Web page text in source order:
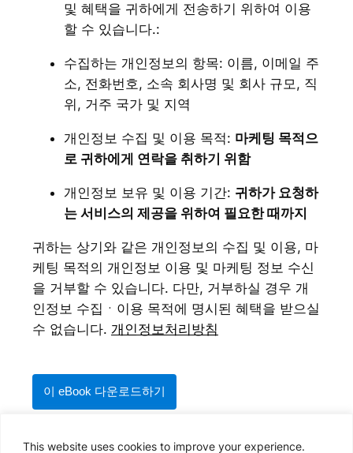
This website uses cookies to improve your experience.
및 혜택을 귀하에게 전송하기 위하여 이용
할 수 있습니다.:
수집하는 개인정보의 항목: 이름, 이메일 주
소, 전화번호, 소속 회사명 및 회사 규모, 직
위, 거주 국가 및 지역
개인정보 수집 및 이용 목적: 마케팅 목적으
로 귀하에게 연락을 취하기 위함
개인정보 보유 및 이용 기간: 귀하가 요청하
는 서비스의 제공을 위하여 필요한 때까지
귀하는 상기와 같은 개인정보의 수집 및 이용, 마
케팅 목적의 개인정보 이용 및 마케팅 정보 수신
을 거부할 수 있습니다. 다만, 거부하실 경우 개
인정보 수집ㆍ이용 목적에 명시된 혜택을 받으실
수 없습니다. 개인정보처리방침
leave
this
empty.